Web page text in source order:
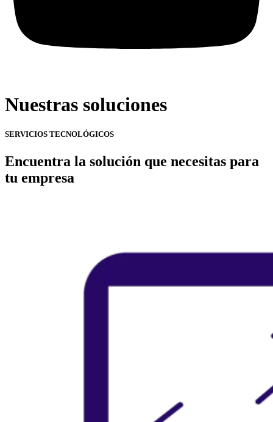
Nuestras soluciones
SERVICIOS TECNOLÓGICOS
Encuentra la solución que necesitas para
tu empresa